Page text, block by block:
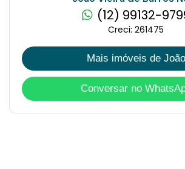
(12) 99132-
Creci: 261475
Mais imóveis de João
Conversar no